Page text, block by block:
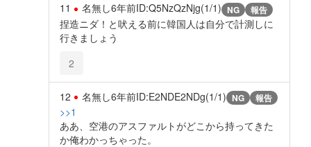
11 名無し6年前ID:Q5NzQzNjg(1/1) NG 報告
捏造ニダ！と吠える前に韓国人は自分で計測しに
行きましょう
2
12 名無し6年前ID:E2NDE2NDg(1/1) NG 報告
>>1
ああ、空港のアスファルトがどこから持ってきた
か俺わかっちゃった。